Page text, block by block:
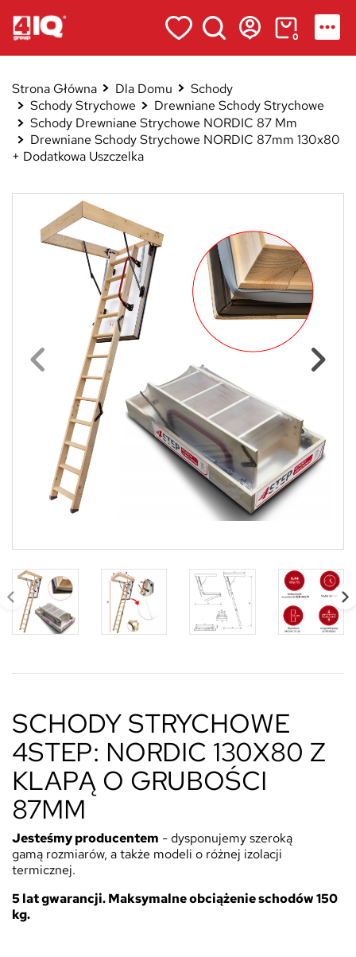
0
Strona Główna Dla Domu
Schody
Schody Strychowe
Drewniane Schody Strychowe
Schody Drewniane Strychowe NORDIC 87 Mm
Drewniane Schody Strychowe NORDIC 87mm 130x80
+ Dodatkowa Uszczelka
SCHODY STRYCHOWE
4STEP: NORDIC 130X80 Z
KLAPĄ O GRUBOŚCI
87MM
Jesteśmyproducentem - dysponujemy szeroką
gamą rozmiarów, a także modeli o różnej izolacji
termicznej.
5 lat gwarancji. Maksymalne obciążenie schodów 150
kg.